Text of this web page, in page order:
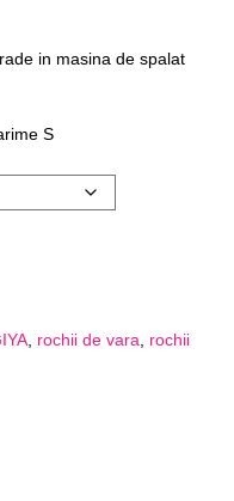
in masina de spalat
S
rochii de vara
rochii